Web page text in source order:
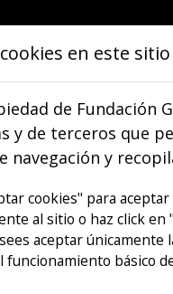
OBJETIVOS
en este sitio
de Fundación
y de terceros que
navegación y
cookies" para
al sitio o haz click en
aceptar únicamente
funcionamiento básico